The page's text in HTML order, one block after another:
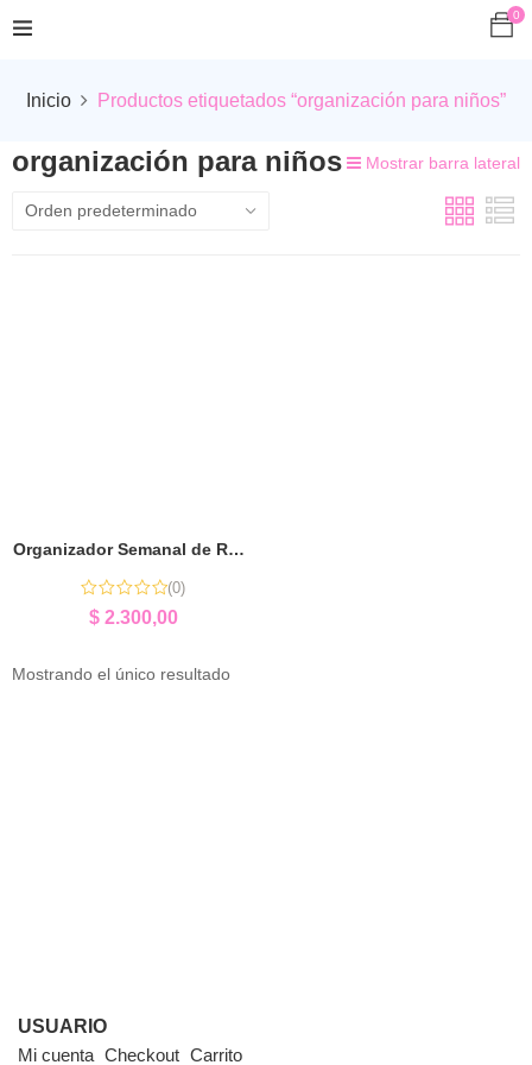
0
Inicio Productos etiquetados “organización para niños”
organización para niños Mostrar barra lateral
Organizador Semanal de Rutinas | Autonomía y Organización
(0)
$2.300,00
Mostrando el único resultado
USUARIO
Mi cuenta Checkout Carrito